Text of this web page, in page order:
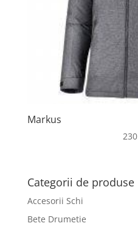
Markus
230
Categorii de produse
Accesorii Schi
Bete Drumetie